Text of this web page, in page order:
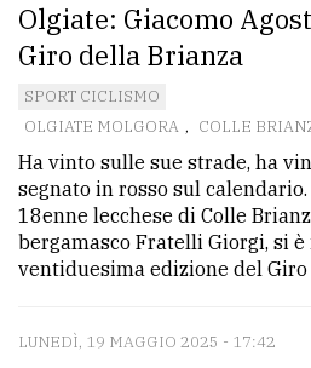
Olgiate: Giacomo
Giro della Brianza
SPORT CICLISMO
OLGIATE MOLGORA , COLLE
Ha vinto sulle sue strade, ha
segnato in rosso sul
18enne lecchese di Colle
bergamasco Fratelli Giorgi, si
ventiduesima edizione del Giro
LUNEDÌ, 19 MAGGIO 2025 - 17:42